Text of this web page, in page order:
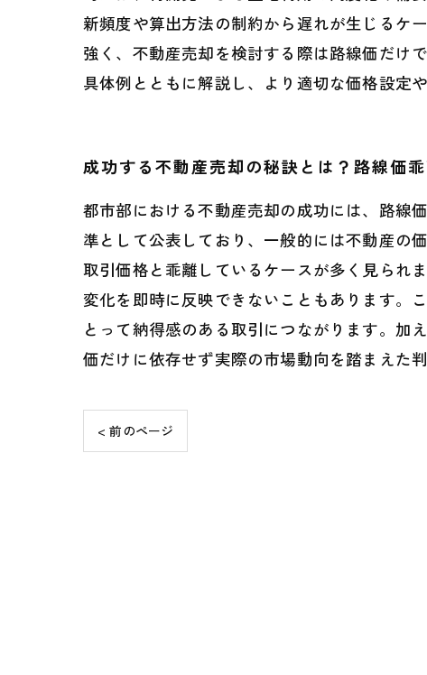
新頻度や算出方法の制約から遅れが生じるケ
強く、不動産売却を検討する際は路線価だけ
具体例とともに解説し、より適切な価格設定
成功する不動産売却の秘訣とは？路線価
都市部における不動産売却の成功には、路線
準として公表しており、一般的には不動産の
取引価格と乖離しているケースが多く見られ
変化を即時に反映できないこともあります。
とって納得感のある取引につながります。加
価だけに依存せず実際の市場動向を踏まえた
< 前のページ